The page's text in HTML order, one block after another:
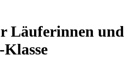
Läuferinnen und